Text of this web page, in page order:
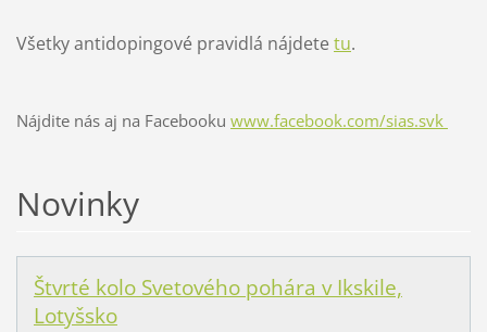
Všetky antidopingové pravidlá nájdete tu.
Nájdite nás aj na Facebooku www.facebook.com/sias.svk
Novinky
Štvrté kolo Svetového pohára v Ikskile,
Lotyšsko